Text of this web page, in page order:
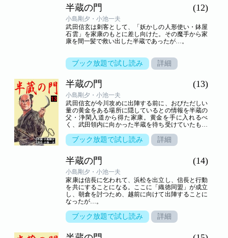
半蔵の門 (12)
小島剛夕・小池一夫
武田信玄は刺客として、「妖かしの人形使い・鉢屋
石雲」を家康のもとに差し向けた。その魔手から家
康を間一髪で救い出した半蔵であったが…。
ブック放題で試し読み 詳細
半蔵の門 (13)
小島剛夕・小池一夫
武田信玄が今川攻めに出陣する前に、おびただしい
量の黄金をある場所に隠しているとの情報を半蔵の
父・浄閑入道から得た家康。黄金を手に入れるべ
く、武田領内に向かった半蔵を待ち受けていたもの
ブック放題で試し読み 詳細
半蔵の門 (14)
小島剛夕・小池一夫
家康は信長に乞われて、浜松を出立し、信長と行動
を共にすることになる。ここに「織徳同盟」が成立
し、朝倉を討つため、越前に向けて出陣することに
なったが…。
ブック放題で試し読み 詳細